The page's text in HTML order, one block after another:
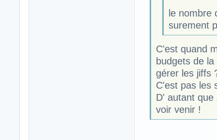
le nombre
surement
C'est quand
budgets de
gérer les jiffs
C'est pas les
D' autant que
voir venir !